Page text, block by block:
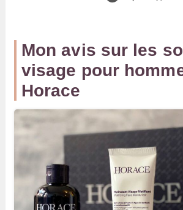
Mon avis sur les
visage pour
Horace